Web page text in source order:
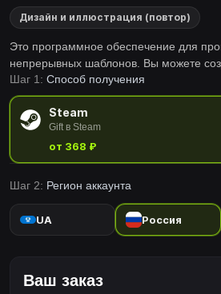
Дизайн и иллюстрация (повтор)
Это программное обеспечение для
непрерывных шаблонов. Вы можете
количество шаблонов на основе
изображений, просто перетаскивая
параметры.
Шаг 1: Способ получения
Steam
Gift в Steam
от 368 ₽
Шаг 2: Регион аккаунта
UA Россия
Ваш заказ